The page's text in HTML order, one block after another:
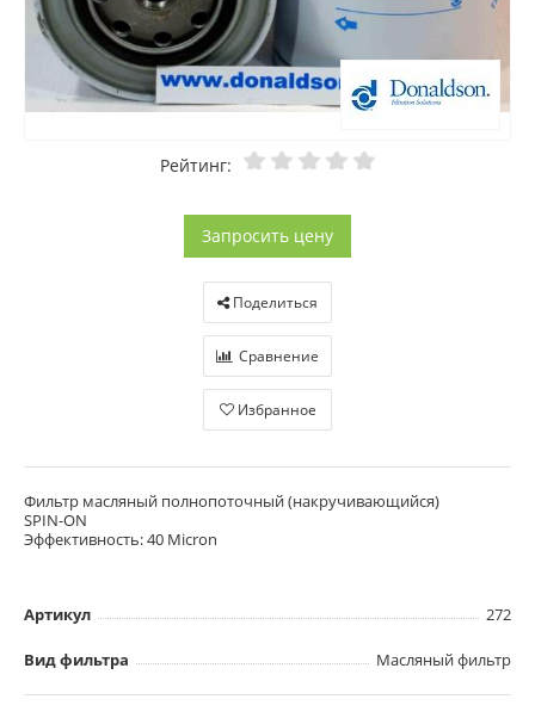
Рейтинг:
Запросить цену
Поделиться
Сравнение
Избранное
Фильтр масляный полнопоточный (накручивающийся)
SPIN-ON
Эффективность: 40 Micron
Артикул 272
Вид фильтра Масляный фильтр